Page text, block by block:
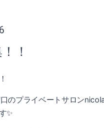
！
のプライベートサロン
✨